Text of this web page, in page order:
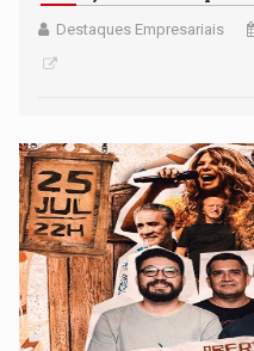
Destaques Empresariais